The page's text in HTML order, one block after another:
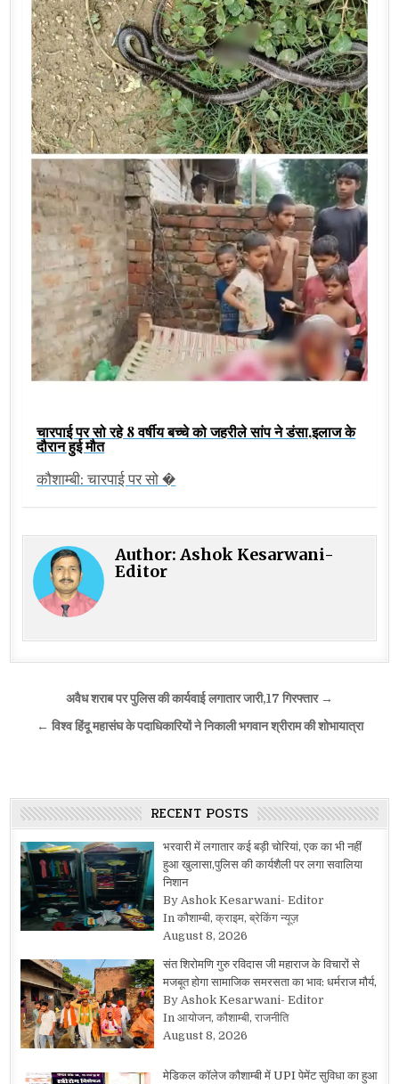
चारपाई पर सो रहे 8 वर्षीय बच्चे को जहरीले सांप ने डंसा,इलाज के
दौरान हुई मौत
कौशाम्बी: चारपाई पर सो �
Author:Ashok Kesarwani-
Editor
navigation
अवैध शराब पर पुलिस की कार्यवाई लगातार जारी,17 गिरफ्तार →
← विश्व हिंदू महासंघ के पदाधिकारियों ने निकाली भगवान श्रीराम की शोभायात्रा
RECENT POSTS
भरवारी में लगातार कई बड़ी चोरियां, एक का भी नहीं
हुआ खुलासा,पुलिस की कार्यशैली पर लगा सवालिया
निशान
By Ashok Kesarwani- Editor
In कौशाम्बी, क्राइम, ब्रेकिंग न्यूज़
August 8, 2026
संत शिरोमणि गुरु रविदास जी महाराज के विचारों से
मजबूत होगा सामाजिक समरसता का भाव: धर्मराज मौर्य,
By Ashok Kesarwani- Editor
In आयोजन, कौशाम्बी, राजनीति
August 8, 2026
मेडिकल कॉलेज कौशाम्बी में UPI पेमेंट सुविधा का हुआ